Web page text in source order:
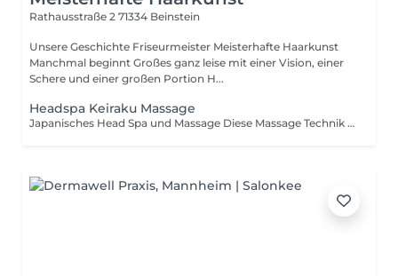
Rathausstraße 2 71334 Beinstein
Unsere Geschichte Friseurmeister Meisterhafte Haarkunst
Manchmal beginnt Großes ganz leise mit einer Vision, einer
Schere und einer großen Portion H...
Headspa Keiraku Massage
Japanisches Head Spa und Massage Diese Massage Technik wird bereits seit 2500 Jahren angewendet und hilft dabei nicht den Geist und Körper zu entspannen. Keiraku Head Spa Massage Erleben Sie tiefe Entspannung und neue Energie mit unserer Keiraku Head Spa Massage einer ganzheitlichen Behandlung, die Körper und Geist in Einklang bringt. Die Keiraku-Massage basiert auf den Energiebahnen (Meridianen) des Körpers und kombiniert sanfte, rhythmische Massagegriffe mit gezielten Druckpunkten an Kopf, Nacken und Schultern. Sie fördert die Durchblutung der Kopfhaut, löst Spannungen und unterstützt das natürliche Gleichgewicht von Haar und Kopfhaut. Diese besondere Head-Spa-Behandlung: wirkt entspannend und stresslösend kann Kopfschmerzen und Verspannungen lindern unterstützt eine gesunde Kopfhaut sorgt für ein spürbares Gefühl von Leichtigkeit und Wohlbefinden Unsere Keiraku Head Spa Massage ist ideal für alle, die sich eine bewusste Auszeit gönnen und neue Kraft tanken möchten allein oder als entspannende Paar-Session. Tauchen Sie ein in einen Moment der Ruhe. Entspannung beginnt im Kopf. Wichtige Hinweise zur Head-Spa-Behandlung Die gesamte Behandlungsdauer beträgt ca. 1,5 Stunden und setzt sich wie folgt zusammen: ca. 10 Minuten Umziehen ca. 10 Minuten Kopfhautanalyse ca. 45 Minuten Behandlung ca. 10 Minuten Umziehen ca. 15 Minuten Föhnen & Stylen der Haare Für die Behandlung stellen wir ein spezielles Oberteil zur Verfügung, das bis oberhalb der Brust reicht. Die Behandlung kann von Damen wie auch von Herren durchgeführt werden. Der gewünschte Mitarbeiter / die gewünschte Mitarbeiterin kann bei der Buchung frei gewählt werden. Erfolgt keine Auswahl, ist eine kurzfristige Änderung vor Ort leider nicht möglich. Bitte beachten Sie, dass die Behandlungskosten bei eigenverschuldeter Nichtdurchführung (z. B. verspätetes Erscheinen, fehlende Mitarbeiterauswahl) vollständig in Rechnung gestellt werden.